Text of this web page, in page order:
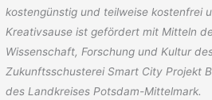
kostengünstig und teilweise kostenfrei
Kreativsause ist gefördert mit Mitteln
Wissenschaft, Forschung und Kultur
Zukunftsschusterei Smart City Projekt
des Landkreises Potsdam-Mittelmark.